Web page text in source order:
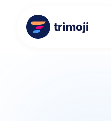
trimoji